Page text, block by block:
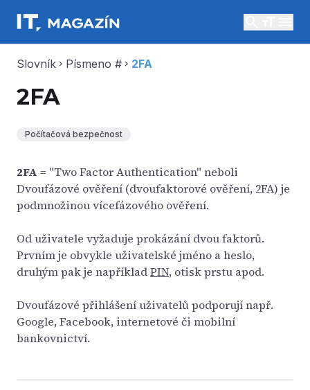
Slovník chevron_right Písmeno # chevron_right 2FA
2FA
Počítačová bezpečnost
2FA = "Two Factor Authentication" neboli
Dvoufázové ověření (dvoufaktorové ověření, 2FA) je
podmnožinou vícefázového ověření.
Od uživatele vyžaduje prokázání dvou faktorů.
Prvním je obvykle uživatelské jméno a heslo,
druhým pak je napříkladPIN, otisk prstu apod.
Dvoufázové přihlášení uživatelů podporují např.
Google, Facebook, internetové či mobilní
bankovnictví.